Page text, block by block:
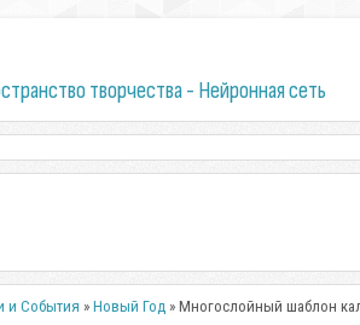
творчества - Нейронная сеть
и События »Новый Год » Многослойный шаблон